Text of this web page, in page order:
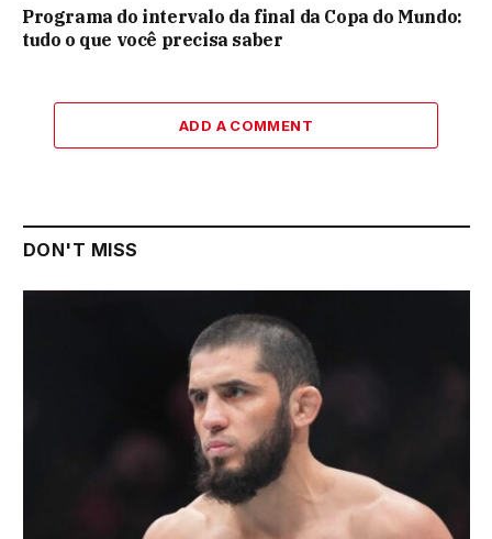
Programa do intervalo da final da Copa do Mundo:
tudo o que você precisa saber
ADD A COMMENT
DON'T MISS